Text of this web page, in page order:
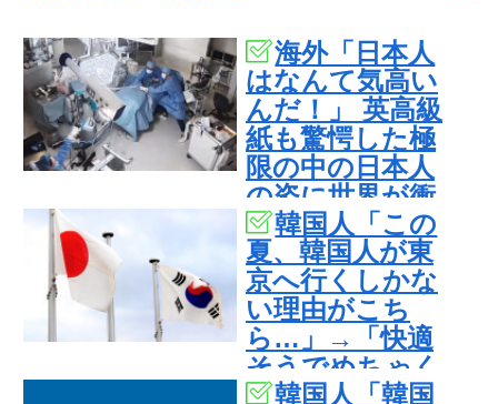
海外「日本人
はなんて気高い
んだ！」 英高級
紙も驚愕した極
限の中の日本人
の姿に世界が衝
撃韓国人「この
夏、韓国人が東
京へ行くしかな
い理由がこち
ら…」→「快適
そうでめちゃく
ちゃ羨ましい…
韓国人「韓国